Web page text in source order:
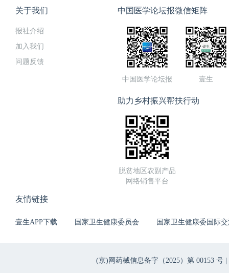
关于我们
报社介绍
加入我们
问题反馈
中国医学论坛报微信矩阵
中国医学论坛报 壹生
助力乡村振兴帮扶行动
脱贫地区农副产品
网络销售平台
友情链接
壹生APP下载 国家卫生健康委员会 国家卫生健康委国际
(京)网药械信息备字（2025）第 00153 号 |